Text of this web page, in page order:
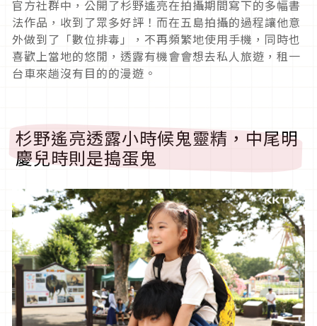
官方社群中，公開了杉野遙亮在拍攝期間寫下的多幅書
法作品，收到了眾多好評！而在五島拍攝的過程讓他意
外做到了「數位排毒」，不再頻繁地使用手機，同時也
喜歡上當地的悠閒，透露有機會會想去私人旅遊，租一
台車來趟沒有目的的漫遊。
杉野遙亮透露小時候鬼靈精，中尾明
慶兒時則是搗蛋鬼